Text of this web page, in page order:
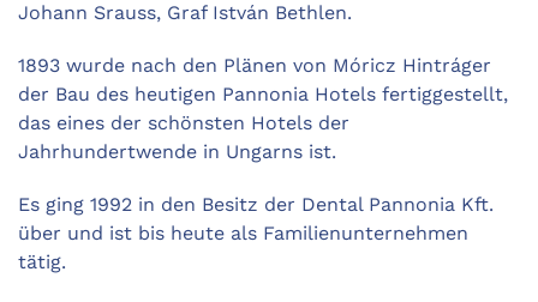
Johann Srauss, Graf István Bethlen.
1893 wurde nach den Plänen von Móricz Hintráger
der Bau des heutigen Pannonia Hotels fertiggestellt,
das eines der schönsten Hotels der
Jahrhundertwende in Ungarns ist.
Es ging 1992 in den Besitz der Dental Pannonia Kft.
über und ist bis heute als Familienunternehmen
tätig.